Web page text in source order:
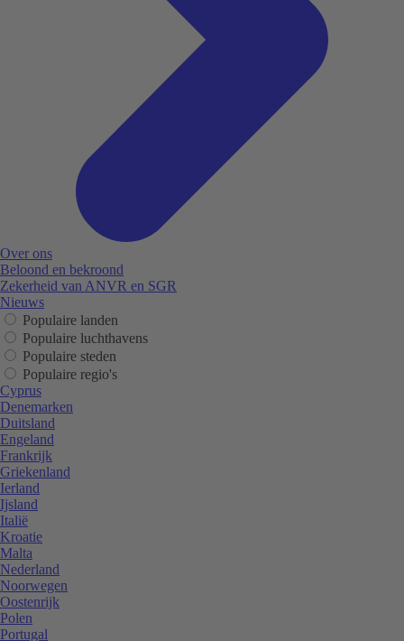
Over ons
Beloond en bekroond
Zekerheid van ANVR en SGR
Nieuws
Populaire landen
Populaire luchthavens
Populaire steden
Populaire regio's
Cyprus
Denemarken
Duitsland
Engeland
Frankrijk
Griekenland
Ierland
Ijsland
Italië
Kroatie
Malta
Nederland
Noorwegen
Oostenrijk
Polen
Portugal